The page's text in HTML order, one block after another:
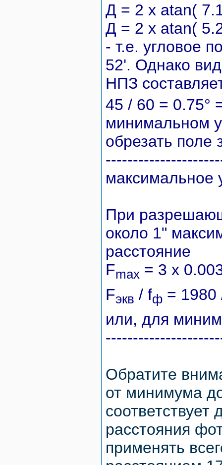
Д = 2 x atan(
Д = 2 x atan(
- т.е. угловое
52'. Однако
НПЗ
45 / 60 = 0.75°
минимальном
обрезать поле
максимальное
При
около 1"
расстояние
Fmax = 3 x
Fэкв / fф = 1980
или, для
Обратите
от минимума
расстояния
применять